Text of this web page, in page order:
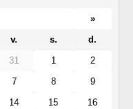
»
v. s.
d.
31 1
2
7 8
9
14 15
16